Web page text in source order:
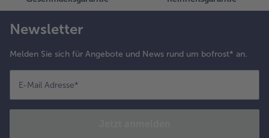
Newsletter
Melden Sie sich für Angebote und News rund um bofrost* an.
E-Mail Adresse*